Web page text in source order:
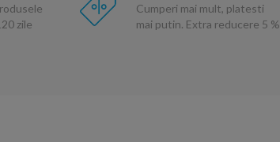
zile
Cumperi mai mult, platesti
mai putin. Extra reducere 5 %